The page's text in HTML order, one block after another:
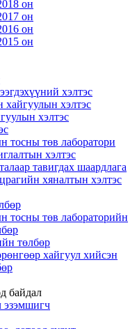
он
он
он
он
хэлтэс
хэлтэс
хэлтэс
тосны төв лаборатори
хэлтэс
тавигдах шаардлага
хяналтын хэлтэс
тосны төв лабораторийн
төлбөр
хайгуул хийсэн
байдал
эзэмшигч